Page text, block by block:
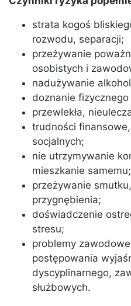
strata kogoś
rozwodu, separacji;
przeżywanie
osobistych i
nadużywanie
doznanie
przewlekła,
trudności
socjalnych;
nie utrzymywanie
mieszkanie samemu;
przeżywanie
przygnębienia;
doświadczenie
stresu;
problemy
postępowania
dyscyplinarnego,
służbowych.